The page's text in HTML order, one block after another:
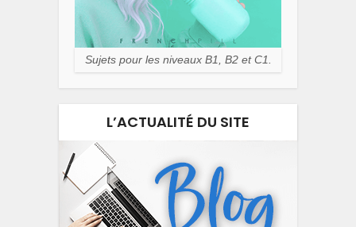
Sujets pour les niveaux B1, B2 et C1.
L’ACTUALITÉ DU SITE